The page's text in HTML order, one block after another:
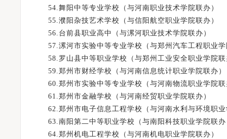
54.舞阳中等专业学校（与河南职业技术学院联办）
55.濮阳杂技艺术学校（与信阳航空职业学院联办）
56.台前县职业高中（与漯河职业技术学院联办）
57.漯河市实验中等专业学校（与郑州汽车工程职业学
58.罗山县中等职业学校（与郑州工业安全职业学院联
59.郑州市财经学校（与河南信息统计职业学院联办）
60.郑州市实验中等专业学校（与河南物流职业学院联
61.郑州市金融学校（与河南经贸职业学院联办）
62.郑州市电子信息工程学校（与河南水利与环境职业
63.南阳第二中等职业学校（与南阳科技职业学院联办
64.郑州机电工程学校（与河南机电职业学院联办）